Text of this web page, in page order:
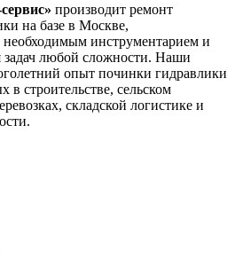
производит ремонт
на базе в Москве,
инструментарием и
задач любой сложности. Наши
опыт починки гидравлики
строительстве, сельском
складской логистике и